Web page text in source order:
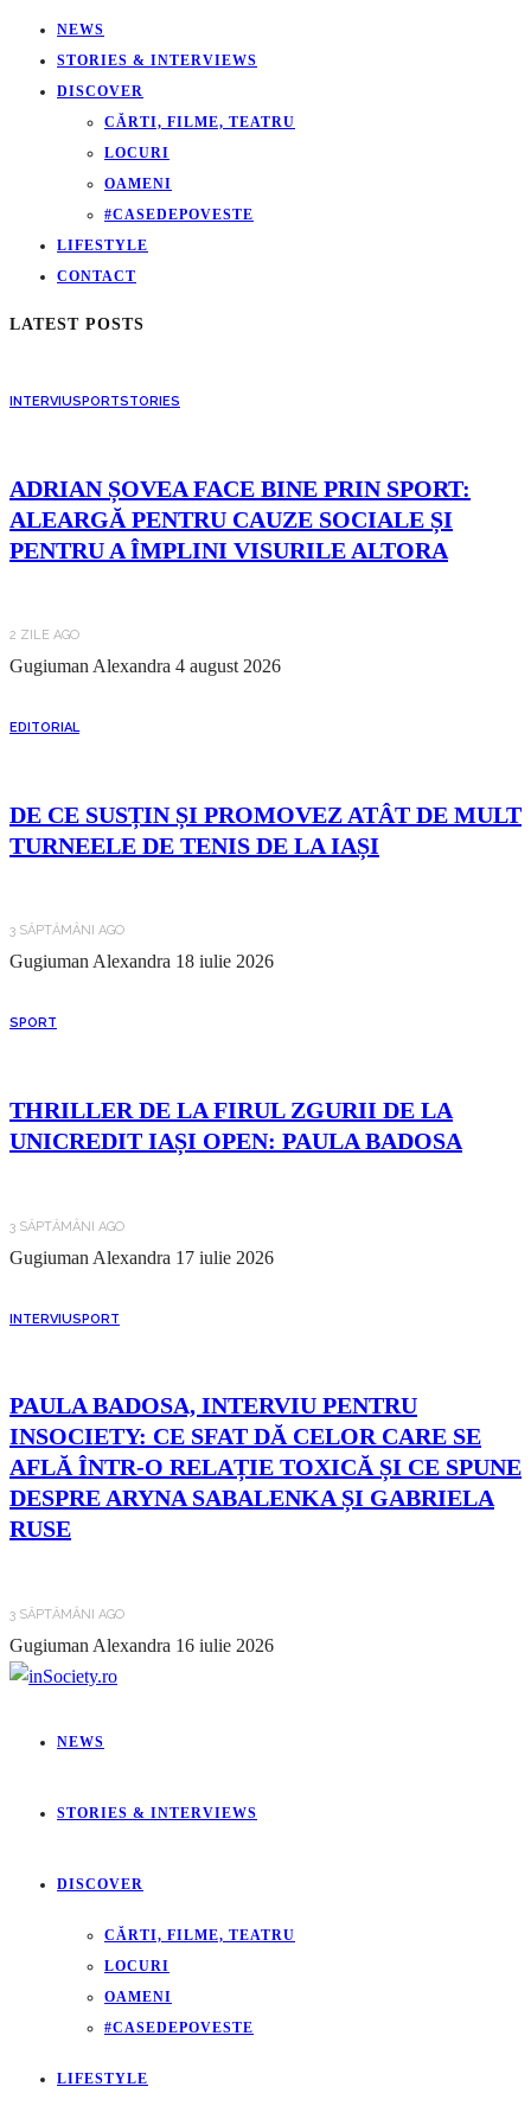
NEWS
STORIES & INTERVIEWS
DISCOVER
CĂRTI, FILME, TEATRU
LOCURI
OAMENI
#CASEDEPOVESTE
LIFESTYLE
CONTACT
LATEST POSTS
INTERVIUSPORTSTORIES
ADRIAN ȘOVEA FACE BINE PRIN SPORT:
ALEARGĂ PENTRU CAUZE SOCIALE ȘI
PENTRU A ÎMPLINI VISURILE ALTORA
2 ZILE AGO
Gugiuman Alexandra 4 august 2026
EDITORIAL
DE CE SUSȚIN ȘI PROMOVEZ ATÂT DE MULT
TURNEELE DE TENIS DE LA IAȘI
3 SĂPTĂMÂNI AGO
Gugiuman Alexandra 18 iulie 2026
SPORT
THRILLER DE LA FIRUL ZGURII DE LA
UNICREDIT IAȘI OPEN: PAULA BADOSA
3 SĂPTĂMÂNI AGO
Gugiuman Alexandra 17 iulie 2026
INTERVIUSPORT
PAULA BADOSA, INTERVIU PENTRU
INSOCIETY: CE SFAT DĂ CELOR CARE SE
AFLĂ ÎNTR-O RELAȚIE TOXICĂ ȘI CE SPUNE
DESPRE ARYNA SABALENKA ȘI GABRIELA
RUSE
3 SĂPTĂMÂNI AGO
Gugiuman Alexandra 16 iulie 2026
NEWS
STORIES & INTERVIEWS
DISCOVER
CĂRTI, FILME, TEATRU
LOCURI
OAMENI
#CASEDEPOVESTE
LIFESTYLE